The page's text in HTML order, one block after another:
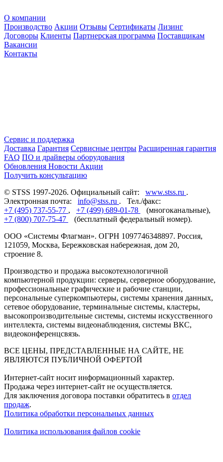
О компании
Производство Акции Отзывы Сертификаты Лизинг
Договоры Клиенты Партнерская программа Поставщикам
Вакансии
Контакты
Сервис и поддержка
Доставка Гарантия Сервисные центры Расширенная гарантия
FAQ ПО и драйверы оборудования
Обновления Новости Акции
Получить консультацию
© STSS 1997-2026. Официальный сайт: www.stss.ru .
Электронная почта: info@stss.ru . Тел./факс:
+7 (495) 737-55-77 , +7 (499) 689-01-78
(многоканальные),
+7 (800) 707-75-47
(бесплатный федеральный номер).
ООО «Системы Флагман». ОГРН 1097746348897. Россия,
121059, Москва, Бережковская набережная, дом 20,
строение 8.
Производство и продажа высокотехнологичной
компьютерной продукции: серверы, серверное оборудование,
профессиональные графические и рабочие станции,
персональные суперкомпьютеры, системы хранения данных,
сетевое оборудование, терминальные системы, кластеры,
высокопроизводительные системы, системы искусственного
интеллекта, системы видеонаблюдения, системы ВКС,
видеоконференцсвязь.
ВСЕ ЦЕНЫ, ПРЕДСТАВЛЕННЫЕ НА САЙТЕ, НЕ
ЯВЛЯЮТСЯ ПУБЛИЧНОЙ ОФЕРТОЙ
Интернет-сайт носит информационный характер.
Продажа через интернет-сайт не осуществляется.
Для заключения договора поставки обратитесь в отдел
продаж.
Политика обработки персональных данных
Политика использования файлов cookie